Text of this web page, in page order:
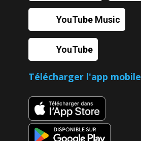
YouTube Music
YouTube
Télécharger l'app mobile